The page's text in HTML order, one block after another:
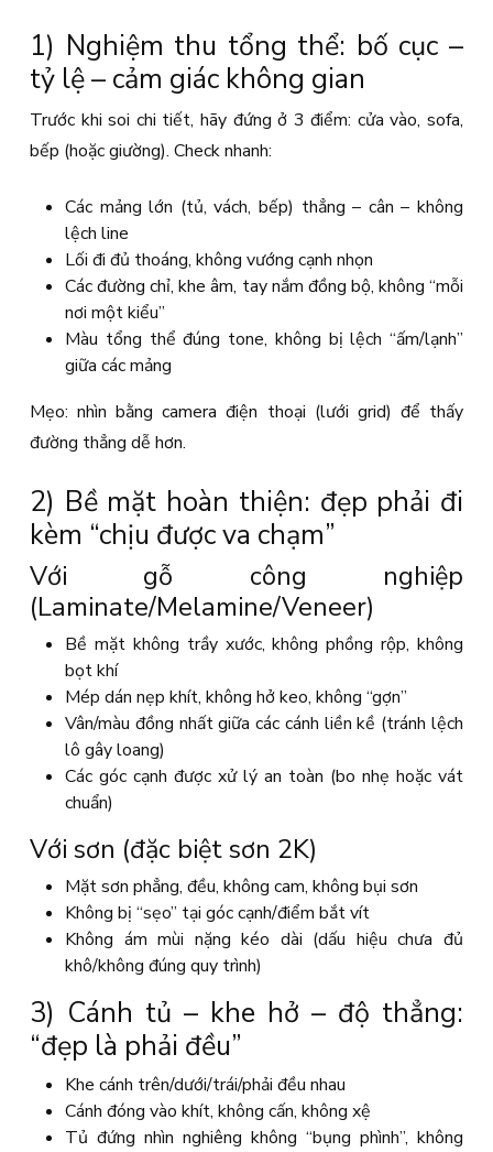
1) Nghiệm thu tổng thể: bố cục –
tỷ lệ – cảm giác không gian
Trước khi soi chi tiết, hãy đứng ở 3 điểm: cửa vào, sofa,
bếp (hoặc giường). Check nhanh:
Các mảng lớn (tủ, vách, bếp) thẳng – cân – không
lệch line
Lối đi đủ thoáng, không vướng cạnh nhọn
Các đường chỉ, khe âm, tay nắm đồng bộ, không “mỗi
nơi một kiểu”
Màu tổng thể đúng tone, không bị lệch “ấm/lạnh”
giữa các mảng
Mẹo: nhìn bằng camera điện thoại (lưới grid) để thấy
đường thẳng dễ hơn.
2) Bề mặt hoàn thiện: đẹp phải đi
kèm “chịu được va chạm”
Với gỗ công nghiệp
(Laminate/Melamine/Veneer)
Bề mặt không trầy xước, không phồng rộp, không
bọt khí
Mép dán nẹp khít, không hở keo, không “gợn”
Vân/màu đồng nhất giữa các cánh liền kề (tránh lệch
lô gây loang)
Các góc cạnh được xử lý an toàn (bo nhẹ hoặc vát
chuẩn)
Với sơn (đặc biệt sơn 2K)
Mặt sơn phẳng, đều, không cam, không bụi sơn
Không bị “sẹo” tại góc cạnh/điểm bắt vít
Không ám mùi nặng kéo dài (dấu hiệu chưa đủ
khô/không đúng quy trình)
3) Cánh tủ – khe hở – độ thẳng:
“đẹp là phải đều”
Khe cánh trên/dưới/trái/phải đều nhau
Cánh đóng vào khít, không cấn, không xệ
Tủ đứng nhìn nghiêng không “bụng phình”, không